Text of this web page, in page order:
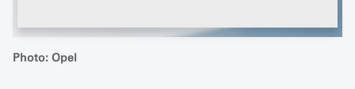
Photo: Opel